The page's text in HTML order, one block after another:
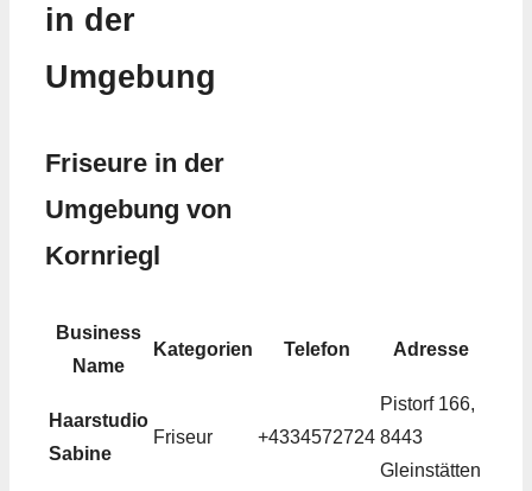
in der
Umgebung
Friseure in der
Umgebung von
Kornriegl
Business
Name
Kategorien Telefon Adresse
Haarstudio
Sabine
Friseur +4334572724
Pistorf 166,
8443
Gleinstätten